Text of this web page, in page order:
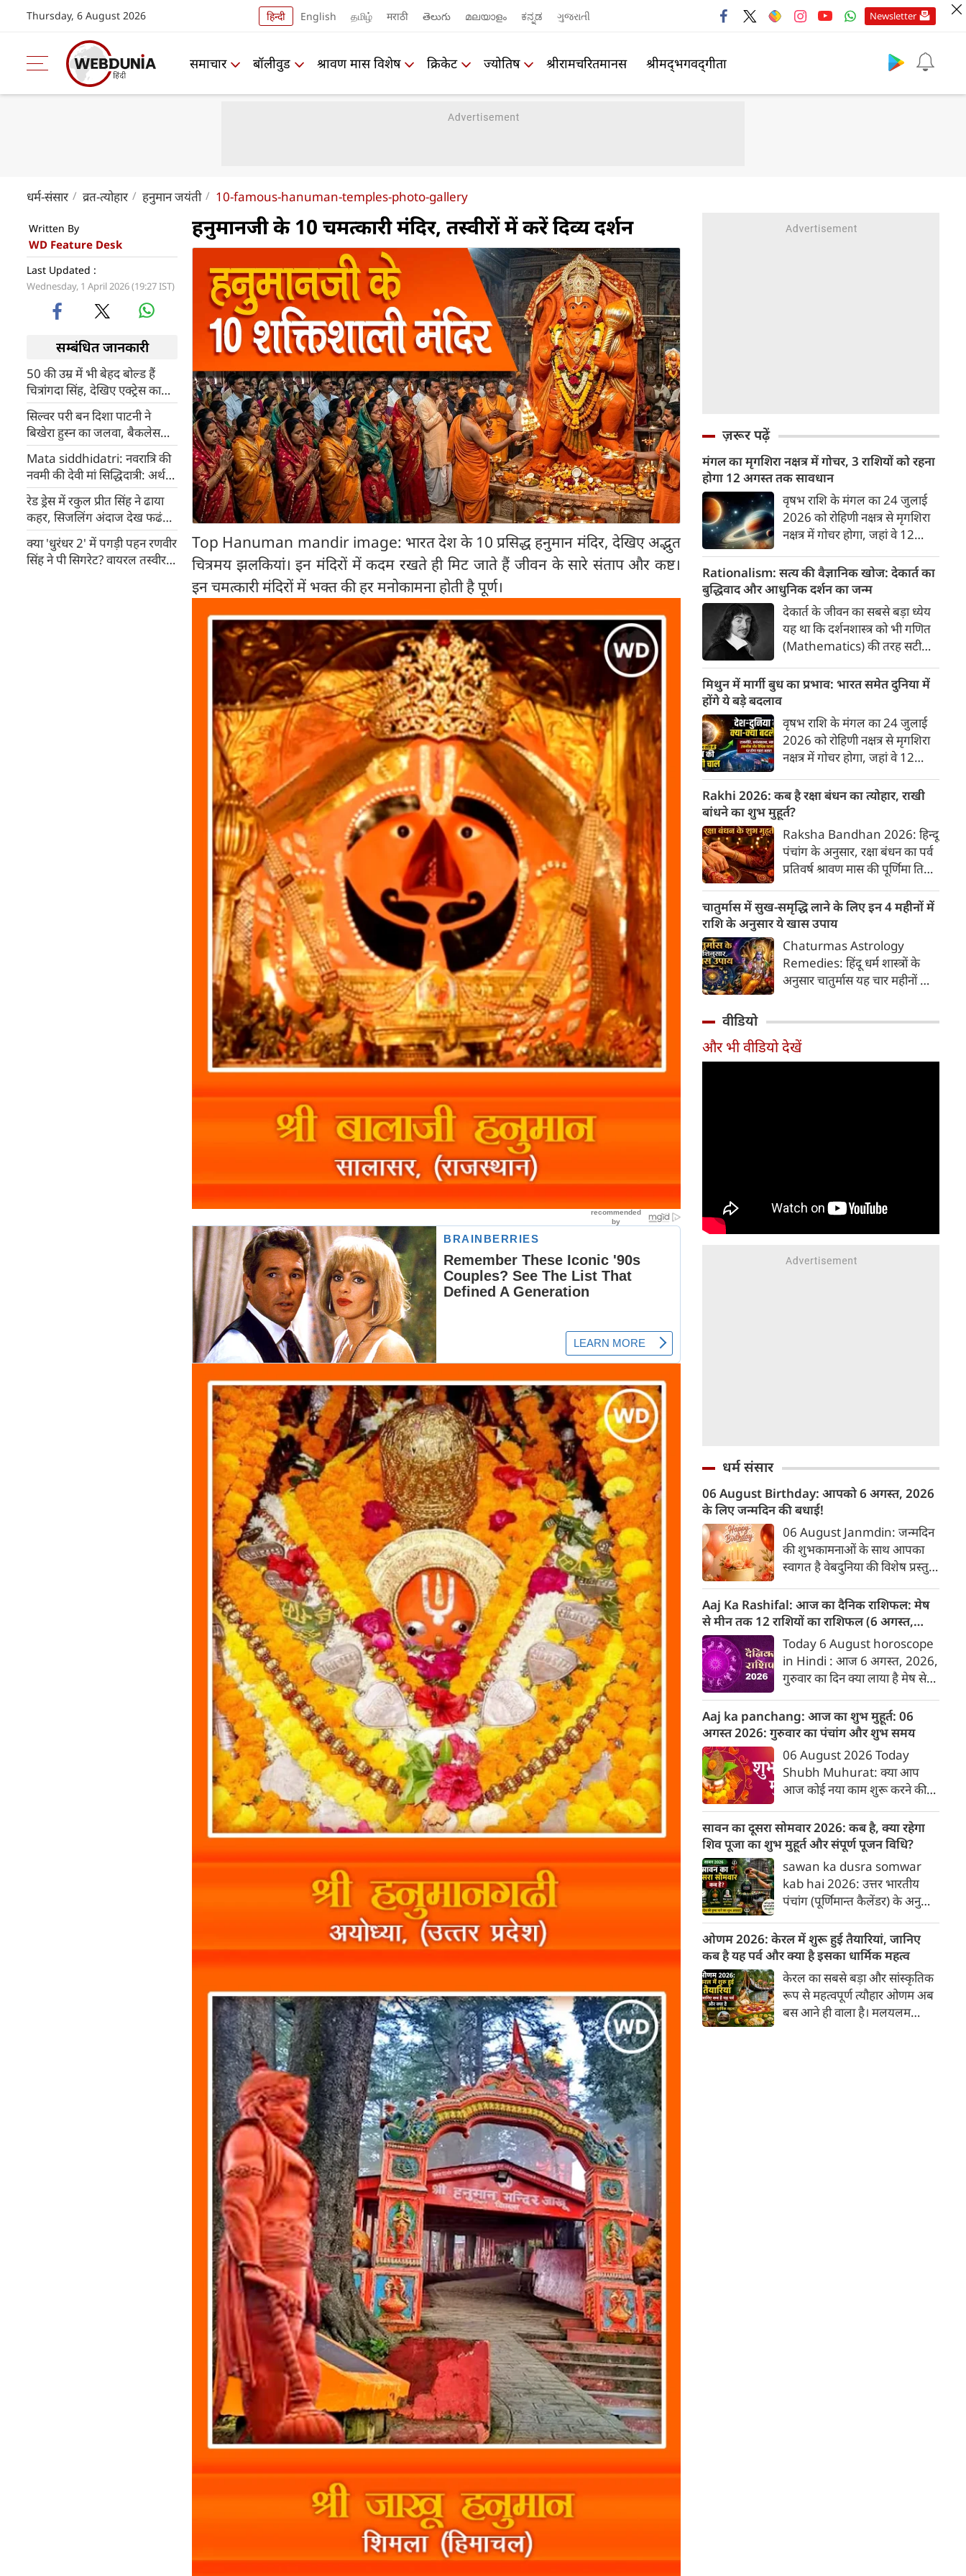
Thursday, 6 August 2026 हिन्दी English தமிழ் मराठी తెలుగు മലയാളം ಕನ್ನಡ ગુજરાતી Newsletter
समाचार बॉलीवुड श्रावण मास विशेष क्रिकेट ज्योतिष श्रीरामचरितमानस श्रीमद्‍भगवद्‍गीता
धर्म-संसार व्रत-त्योहार हनुमान जयंती 10-famous-hanuman-temples-photo-gallery
Written By
WD Feature Desk
Last Updated :
Wednesday, 1 April 2026 (19:27 IST)
सम्बंधित जानकारी
50 की उम्र में भी बेहद बोल्ड हैं
चित्रांगदा सिंह, देखिए एक्ट्रेस का
मदहोश करने वाला अंदाज
सिल्वर परी बन दिशा पाटनी ने
बिखेरा हुस्न का जलवा, बैकलेस
गाउन में फ्लॉन्ट किया टोंड फिगर
Mata siddhidatri: नवरात्रि की
नवमी की देवी मां सिद्धिदात्री: अर्थ,
पूजा विधि, आरती, मंत्र, चालीसा,
कथा और लाभ
रेड ड्रेस में रकुल प्रीत सिंह ने ढाया
कहर, सिजलिंग अंदाज देख फढंस
हुए क्लीन बोल्ड
क्या 'धुरंधर 2' में पगड़ी पहन रणवीर
सिंह ने पी सिगरेट? वायरल तस्वीर
हनुमानजी के 10 चमत्कारी मंदिर, तस्वीरों में करें दिव्य दर्शन
Top Hanuman mandir image: भारत देश के 10 प्रसिद्ध हनुमान मंदिर, देखिए अद्भुत
चित्रमय झलकियां। इन मंदिरों में कदम रखते ही मिट जाते हैं जीवन के सारे संताप और कष्ट।
इन चमत्कारी मंदिरों में भक्त की हर मनोकामना होती है पूर्ण।
ज़रूर पढ़ें
मंगल का मृगशिरा नक्षत्र में गोचर, 3 राशियों को रहना
होगा 12 अगस्त तक सावधान
वृषभ राशि के मंगल का 24 जुलाई
2026 को रोहिणी नक्षत्र से मृगशिरा
नक्षत्र में गोचर होगा, जहां वे 12
परिवर्तन के चलते 3 राशि के लोगों
को 12 अगस्त तक रहना होगा
सावधान। चलिए जानते हैं कि किन
राशि 3 राशियों को रहना होगा
सावधान।
Rationalism: सत्य की वैज्ञानिक खोज: देकार्त का
बुद्धिवाद और आधुनिक दर्शन का जन्म
देकार्त के जीवन का सबसे बड़ा ध्येय
यह था कि दर्शनशास्त्र को भी गणित
(Mathematics) की तरह सटीक,
जाए। वे एक ऐसा सार्वभौमिक सत्य
खोजना चाहते थे, जिस पर कोई भी
प्रश्नचिह्न न लगा सके। इसी विचार ने
बुद्धिवाद (Rationalism) की नींव
रखी। आइए, देकार्त के इस अद्भुत
दार्शनिक चिंतन के 4 प्रमुख स्तंभों को
गहराई से समझते हैं।
मिथुन में मार्गी बुध का प्रभाव: भारत समेत दुनिया में
होंगे ये बड़े बदलाव
वृषभ राशि के मंगल का 24 जुलाई
2026 को रोहिणी नक्षत्र से मृगशिरा
नक्षत्र में गोचर होगा, जहां वे 12
में एक बड़ा हलचल भरा मोड़ आ चुका
है- बुध ग्रह अपनी ही प्रिय राशि मिथुन
में सीधे (मार्गी) चलने लगे हैं। अब जब
बुद्धि और संवाद का कारक ग्रह सीधी
चाल चलेगा, तो जाहिर है आपकी
सोच, बातचीत और फैसलों की रफ्तार
भी बदल जाएगी।
Rakhi 2026: कब है रक्षा बंधन का त्योहार, राखी
बांधने का शुभ मुहूर्त?
Raksha Bandhan 2026: हिन्दू
पंचांग के अनुसार, रक्षा बंधन का पर्व
प्रतिवर्ष श्रावण मास की पूर्णिमा तिथि
में इसे मिठास और खुशियों का उत्सव
माना गया है। यह भाई-बहन के प्रेम
का पावन पर्व है। यहां जानें रक्षा बंधन
2026 कब है? जानें रक्षा बंधन
2026 की तारीख...
चातुर्मास में सुख-समृद्धि लाने के लिए इन 4 महीनों में
राशि के अनुसार ये खास उपाय
Chaturmas Astrology
Remedies: हिंदू धर्म शास्त्रों के
अनुसार चातुर्मास यह चार महीनों का
आप अपनी राशि के अनुसार चातुर्मास
में कुछ विशेष उपाय करते हैं, तो
वीडियो
और भी वीडियो देखें
धर्म संसार
06 August Birthday: आपको 6 अगस्त, 2026
के लिए जन्मदिन की बधाई!
06 August Janmdin: जन्मदिन
की शुभकामनाओं के साथ आपका
स्वागत है वेबदुनिया की विशेष प्रस्तुति
पाठकों के व्यक्तित्व और भविष्य के
बारे में जानकारी देगा जिनका उस
दिनांक को जन्मदिन होगा। पेश है
दिनांक 6 को जन्मे व्यक्तियों के बारे
में जानकारी :
Aaj Ka Rashifal: आज का दैनिक राशिफल: मेष
से मीन तक 12 राशियों का राशिफल (6 अगस्‍त,
2026)
Today 6 August horoscope
in Hindi : आज 6 अगस्‍त, 2026,
गुरुवार का दिन क्या लाया है मेष से
डेली होरोस्कोप के अनुसार वेबदुनिया
पर दैनिक राशिफल के बारे में एकदम
सटीक जानकारी...
Aaj ka panchang: आज का शुभ मुहूर्त: 06
अगस्‍त 2026: गुरुवार का पंचांग और शुभ समय
06 August 2026 Today
Shubh Muhurat: क्या आप
आज कोई नया काम शुरू करने की
लेने वाले हैं? ज्योतिष और पंचांग के
अनुसार, किसी भी शुभ कार्य को सही
मुहूर्त में करने से सफलता की
संभावना बढ़ जाती है। 'वेबदुनिया'
आपके लिए लेकर आया है 06
अगस्‍त, 2026 का विशेष पंचांग और
शुभ-अशुभ मुहूर्त।
सावन का दूसरा सोमवार 2026: कब है, क्या रहेगा
शिव पूजा का शुभ मुहूर्त और संपूर्ण पूजन विधि?
sawan ka dusra somwar
kab hai 2026: उत्तर भारतीय
पंचांग (पूर्णिमान्त कैलेंडर) के अनुसार
सोमवार 10 अगस्त 2026 को है।
इस दिन सोम प्रदोष व्रत का भी दुर्लभ
एवं अत्यंत शुभ संयोग बन रहा है,
जिससे इस दिन की गई भगवान शिव
की पूजा-अर्चना का फल कई गुना बढ़
जाता है।
ओणम 2026: केरल में शुरू हुई तैयारियां, जानिए
कब है यह पर्व और क्या है इसका धार्मिक महत्व
केरल का सबसे बड़ा और सांस्कृतिक
रूप से महत्वपूर्ण त्यौहार ओणम अब
बस आने ही वाला है। मलयलम